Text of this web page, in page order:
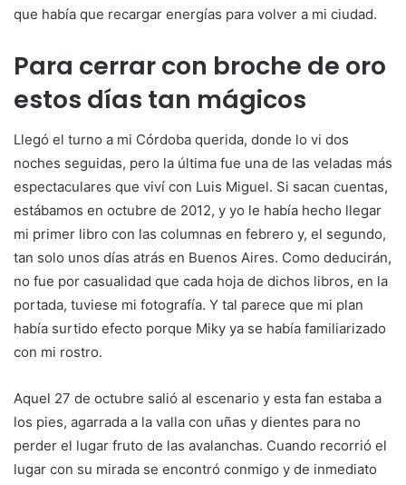
que había que recargar energías para volver a mi ciudad.
Para cerrar con broche de oro
estos días tan mágicos
Llegó el turno a mi Córdoba querida, donde lo vi dos
noches seguidas, pero la última fue una de las veladas más
espectaculares que viví con Luis Miguel. Si sacan cuentas,
estábamos en octubre de 2012, y yo le había hecho llegar
mi primer libro con las columnas en febrero y, el segundo,
tan solo unos días atrás en Buenos Aires. Como deducirán,
no fue por casualidad que cada hoja de dichos libros, en la
portada, tuviese mi fotografía. Y tal parece que mi plan
había surtido efecto porque Miky ya se había familiarizado
con mi rostro.
Aquel 27 de octubre salió al escenario y esta fan estaba a
los pies, agarrada a la valla con uñas y dientes para no
perder el lugar fruto de las avalanchas. Cuando recorrió el
lugar con su mirada se encontró conmigo y de inmediato